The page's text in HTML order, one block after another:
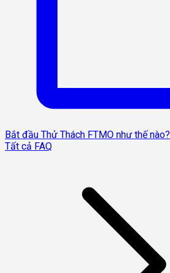
Bắt đầu Thử Thách FTMO như thế nào?
Tất cả FAQ